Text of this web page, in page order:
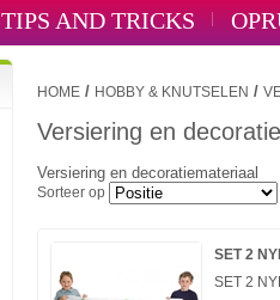
TIPS AND TRICKS
HOME / HOBBY & KNUTSELEN /
Versiering en
Versiering en decoratiemateriaal
Sorteer op
SET 2
SET 2